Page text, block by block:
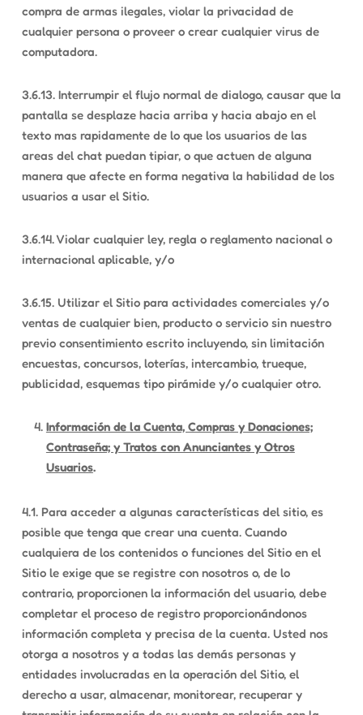
compra de armas ilegales, violar la privacidad de
cualquier persona o proveer o crear cualquier virus de
computadora.
3.6.13. Interrumpir el flujo normal de dialogo, causar que la
pantalla se desplaze hacia arriba y hacia abajo en el
texto mas rapidamente de lo que los usuarios de las
areas del chat puedan tipiar, o que actuen de alguna
manera que afecte en forma negativa la habilidad de los
usuarios a usar el Sitio.
3.6.14. Violar cualquier ley, regla o reglamento nacional o
internacional aplicable, y/o
3.6.15. Utilizar el Sitio para actividades comerciales y/o
ventas de cualquier bien, producto o servicio sin nuestro
previo consentimiento escrito incluyendo, sin limitación
encuestas, concursos, loterías, intercambio, trueque,
publicidad, esquemas tipo pirámide y/o cualquier otro.
Información de la Cuenta, Compras y Donaciones;
Contraseña; y Tratos con Anunciantes y Otros
Usuarios.
4.1. Para acceder a algunas características del sitio, es
posible que tenga que crear una cuenta. Cuando
cualquiera de los contenidos o funciones del Sitio en el
Sitio le exige que se registre con nosotros o, de lo
contrario, proporcionen la información del usuario, debe
completar el proceso de registro proporcionándonos
información completa y precisa de la cuenta. Usted nos
otorga a nosotros y a todas las demás personas y
entidades involucradas en la operación del Sitio, el
derecho a usar, almacenar, monitorear, recuperar y